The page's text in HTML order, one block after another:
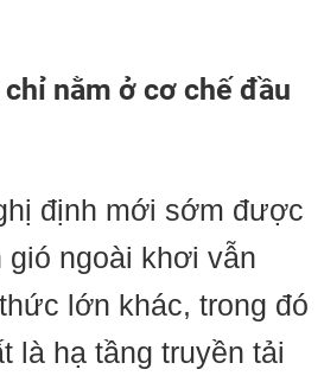
nằm ở cơ chế đầu
định mới sớm được
gió ngoài khơi vẫn
lớn khác, trong đó
là hạ tầng truyền tải